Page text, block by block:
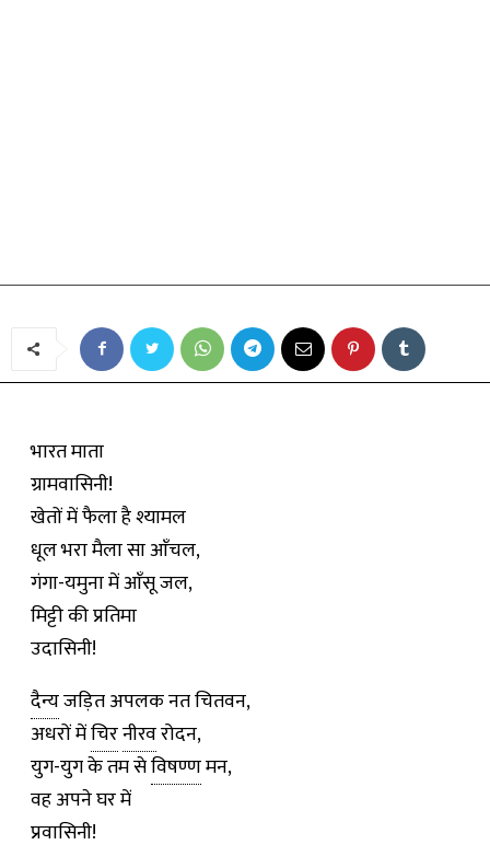
भारत माता
ग्रामवासिनी!
खेतों में फैला है श्यामल
धूल भरा मैला सा आँचल,
गंगा-यमुना में आँसू जल,
मिट्टी की प्रतिमा
उदासिनी!
दैन्यजड़ित अपलक नत चितवन,
अधरों मेंचिरनीरवरोदन,
युग-युग के तम सेविषण्णमन,
वह अपने घर में
प्रवासिनी!